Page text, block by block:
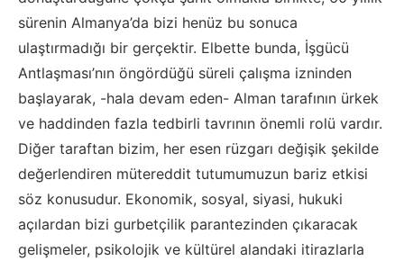
sürenin Almanya’da bizi henüz bu sonuca
ulaştırmadığı bir gerçektir. Elbette bunda, İşgücü
Antlaşması’nın öngördüğü süreli çalışma izninden
başlayarak, -hala devam eden- Alman tarafının ürkek
ve haddinden fazla tedbirli tavrının önemli rolü vardır.
Diğer taraftan bizim, her esen rüzgarı değişik şekilde
değerlendiren mütereddit tutumumuzun bariz etkisi
söz konusudur. Ekonomik, sosyal, siyasi, hukuki
açılardan bizi gurbetçilik parantezinden çıkaracak
gelişmeler, psikolojik ve kültürel alandaki itirazlarla